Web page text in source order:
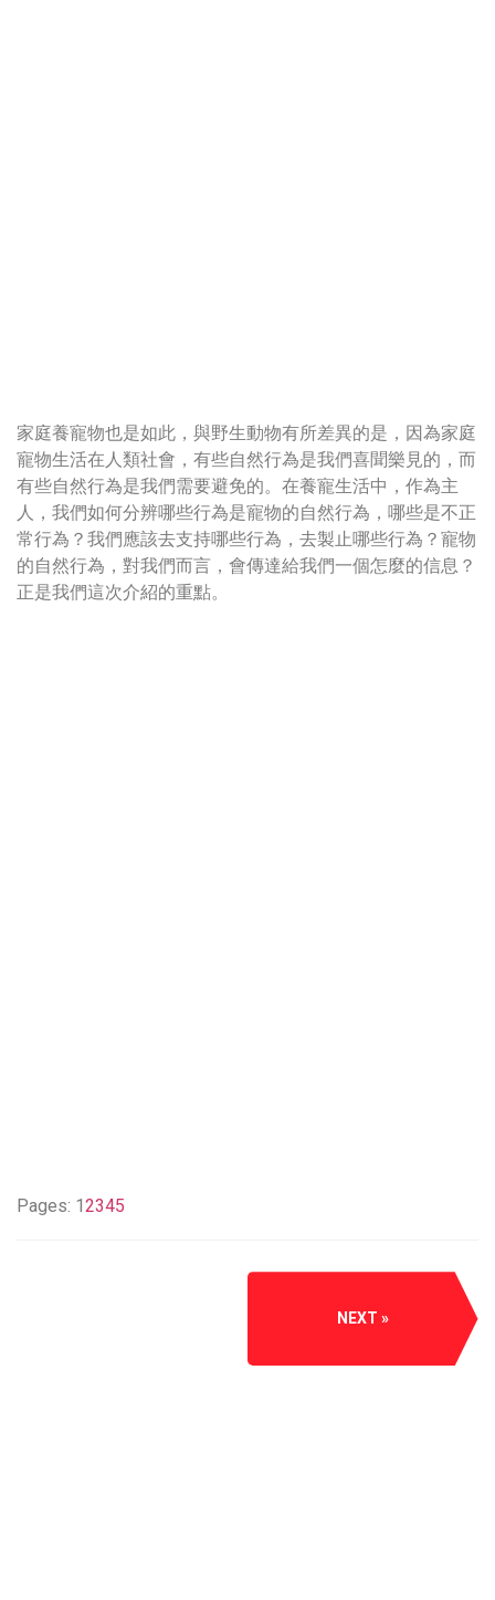
家庭養寵物也是如此，與野生動物有所差異的是，因為家庭
寵物生活在人類社會，有些自然行為是我們喜聞樂見的，而
有些自然行為是我們需要避免的。在養寵生活中，作為主
人，我們如何分辨哪些行為是寵物的自然行為，哪些是不正
常行為？我們應該去支持哪些行為，去製止哪些行為？寵物
的自然行為，對我們而言，會傳達給我們一個怎麼的信息？
正是我們這次介紹的重點。
Pages: 1 2345
NEXT